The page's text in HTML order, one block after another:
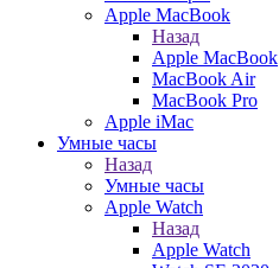
Apple MacBook
Назад
Apple MacBook
MacBook Air
MacBook Pro
Apple iMac
Умные часы
Назад
Умные часы
Apple Watch
Назад
Apple Watch